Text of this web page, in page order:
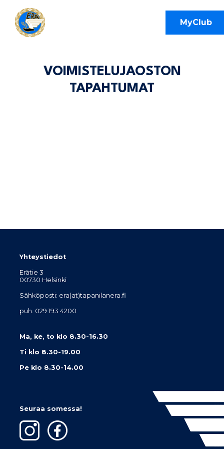
MyClub
VOIMISTELUJAOSTON
TAPAHTUMAT
Yhteystiedot
Erätie 3
00730 Helsinki
Sähköposti: era(at)tapanilanera.fi
puh. 029 193 4200
Ma, ke, to klo 8.30-16.30
Ti klo 8.30-19.00
Pe klo 8.30-14.00
Seuraa somessa!